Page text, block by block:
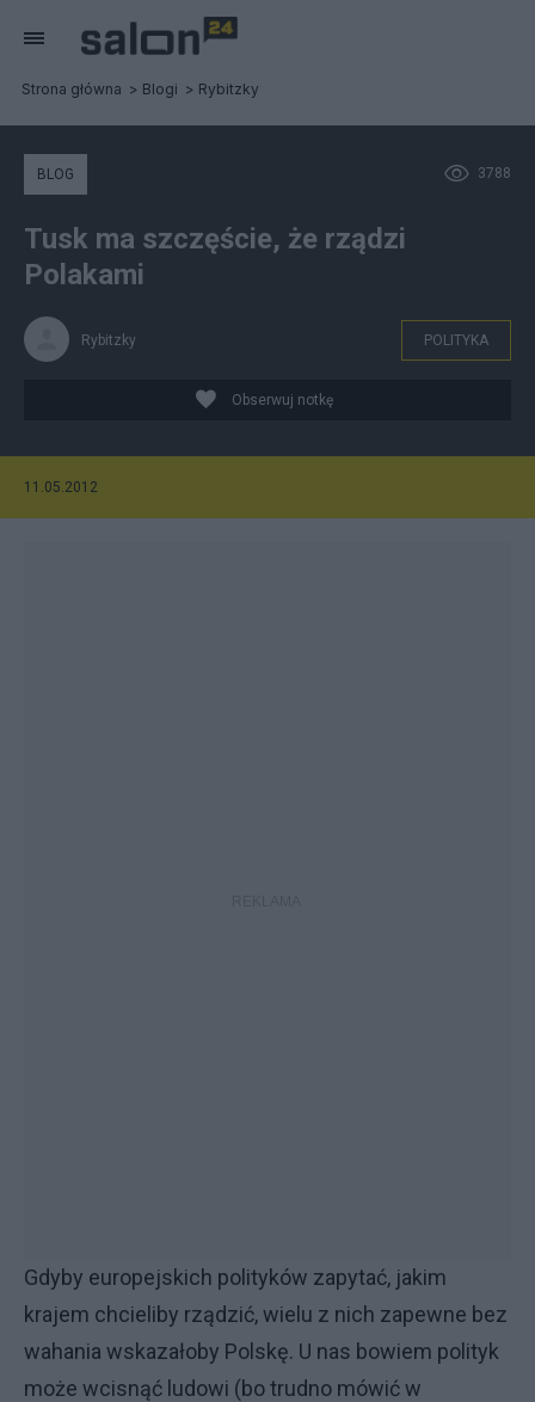
Strona główna Blogi Rybitzky
3788
BLOG
Tusk ma szczęście, że rządzi
Polakami
Rybitzky POLITYKA
Obserwuj notkę
11.05.2012
Gdyby europejskich polityków zapytać, jakim
krajem chcieliby rządzić, wielu z nich zapewne bez
wahania wskazałoby Polskę. U nas bowiem polityk
może wcisnąć ludowi (bo trudno mówić w